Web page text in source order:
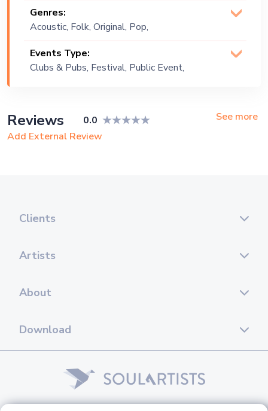
Genres:
Acoustic, Folk, Original, Pop,
Events Type:
Clubs & Pubs, Festival, Public Event,
Reviews 0.0
See more
Add External Review
Clients
Artists
About
Download